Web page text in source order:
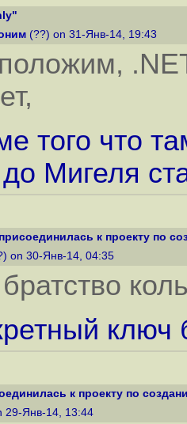
(??) on 31-Янв-14, 19:43
того что
Мигеля
к проекту по
on 30-Янв-14, 04:35
ключ
к проекту по
29-Янв-14, 13:44